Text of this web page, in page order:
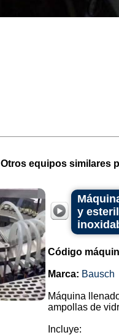
Otros equipos similares
y
Código
Marca: Bausch
Máquina
ampollas de
Incluye: